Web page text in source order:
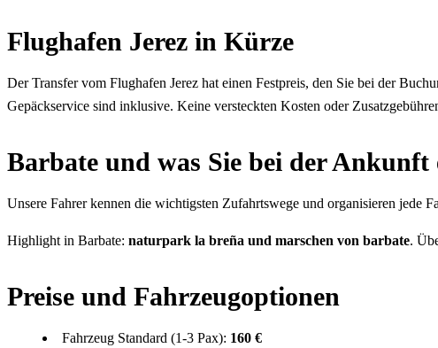
Flughafen Jerez in Kürze
Der Transfer vom Flughafen Jerez hat einen Festpreis, den Sie bei der
Gepäckservice sind inklusive. Keine versteckten Kosten oder
Barbate und was Sie bei der
Unsere Fahrer kennen die wichtigsten Zufahrtswege und organisieren jede
Highlight in Barbate: naturpark la breña und marschen von barbate.
Preise und Fahrzeugoptionen
Fahrzeug Standard (1-3 Pax): 160 €